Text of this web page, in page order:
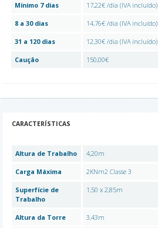
Mínimo 7 dias 17,22€ /dia (IVA incluído)
8 a 30 dias 14,76€ /dia (IVA incluído)
31 a 120 dias 12,30€ /dia (IVA incluído)
Caução 150,00€
CARACTERÍSTICAS
Altura de Trabalho 4,20m
Carga Máxima 2KNm2 Classe 3
Superfície de
Trabalho
1,50 x 2,85m
Altura da Torre 3,43m